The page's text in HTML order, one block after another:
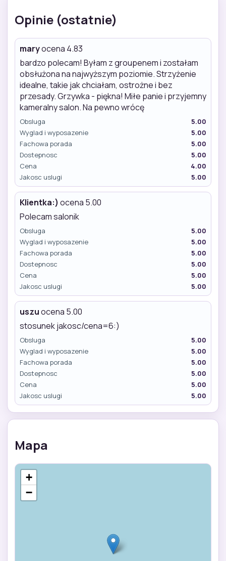
Opinie (ostatnie)
maryocena 4.83
bardzo polecam! Byłam z groupenem i zostałam
obsłużona na najwyższym poziomie. Strzyżenie
idealne, takie jak chciałam, ostrożne i bez
przesady. Grzywka - piękna! Miłe panie i przyjemny
kameralny salon. Na pewno wrócę
Obsluga
5.00
Wyglad i wyposazenie
5.00
Fachowa porada
5.00
Dostepnosc
5.00
Cena
4.00
Jakosc uslugi
5.00
Klientka:) ocena 5.00
Polecam salonik
Obsluga
5.00
Wyglad i wyposazenie
5.00
Fachowa porada
5.00
Dostepnosc
5.00
Cena
5.00
Jakosc uslugi
5.00
uszuocena 5.00
stosunek jakosc/cena=6:)
Obsluga
5.00
Wyglad i wyposazenie
5.00
Fachowa porada
5.00
Dostepnosc
5.00
Cena
5.00
Jakosc uslugi
5.00
Mapa
+
−